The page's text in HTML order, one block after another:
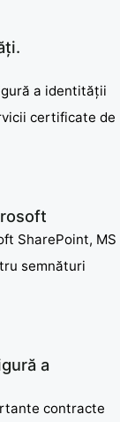
a identității
certificate de
SharePoint, MS
semnături
a
contracte